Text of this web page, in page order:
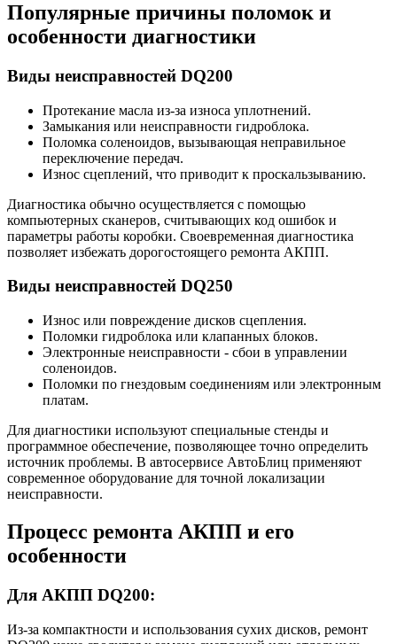
Популярные причины поломок и
особенности диагностики
Виды неисправностей DQ200
Протекание масла из-за износа уплотнений.
Замыкания или неисправности гидроблока.
Поломка соленоидов, вызывающая неправильное
переключение передач.
Износ сцеплений, что приводит к проскальзыванию.
Диагностика обычно осуществляется с помощью
компьютерных сканеров, считывающих код ошибок и
параметры работы коробки. Своевременная диагностика
позволяет избежать дорогостоящего ремонта АКПП.
Виды неисправностей DQ250
Износ или повреждение дисков сцепления.
Поломки гидроблока или клапанных блоков.
Электронные неисправности - сбои в управлении
соленоидов.
Поломки по гнездовым соединениям или электронным
платам.
Для диагностики используют специальные стенды и
программное обеспечение, позволяющее точно определить
источник проблемы. В автосервисе АвтоБлиц применяют
современное оборудование для точной локализации
неисправности.
Процесс ремонта АКПП и его
особенности
Для АКПП DQ200:
Из-за компактности и использования сухих дисков, ремонт